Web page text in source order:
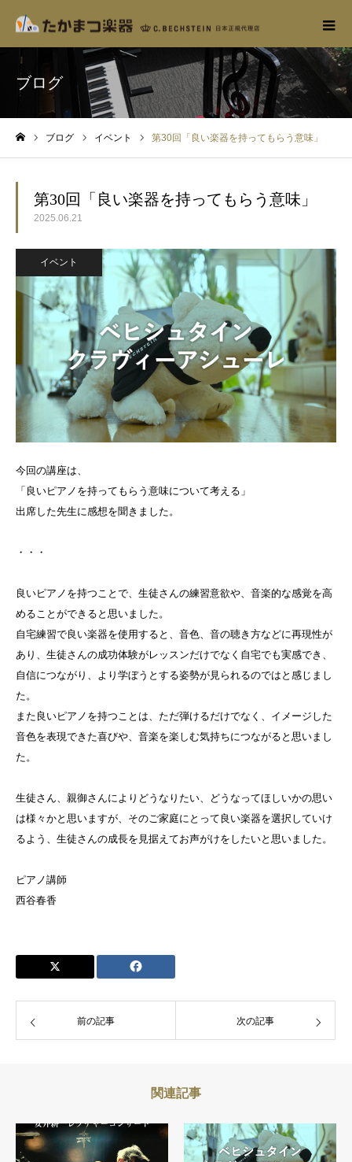
ブログ
ブログ イベント 第30回「良い楽器を持ってもらう意味」
第30回「良い楽器を持ってもらう意味」
2025.06.21
イベント
今回の講座は、
「良いピアノを持ってもらう意味について考える」
出席した先生に感想を聞きました。
・・・
良いピアノを持つことで、生徒さんの練習意欲や、音楽的な感覚を高
めることができると思いました。
自宅練習で良い楽器を使用すると、音色、音の聴き方などに再現性が
あり、生徒さんの成功体験がレッスンだけでなく自宅でも実感でき、
自信につながり、より学ぼうとする姿勢が見られるのではと感じまし
た。
また良いピアノを持つことは、ただ弾けるだけでなく、イメージした
音色を表現できた喜びや、音楽を楽しむ気持ちにつながると思いまし
た。
生徒さん、親御さんによりどうなりたい、どうなってほしいかの思い
は様々かと思いますが、そのご家庭にとって良い楽器を選択していけ
るよう、生徒さんの成長を見据えてお声がけをしたいと思いました。
ピアノ講師
西谷春香
前の記事 次の記事
関連記事